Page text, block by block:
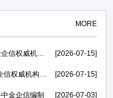
MORE
智慧物业项目商业计划（商业合作）-中金企信权威机构编制 [2026-07-15]
油服行业项目建议书（产业规划）--中金企信权威机构编制 [2026-07-15]
金企信编制 [2026-07-03]